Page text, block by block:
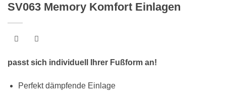
SV063 Memory Komfort Einlagen
passt sich individuell Ihrer Fußform an!
Perfekt dämpfende Einlage